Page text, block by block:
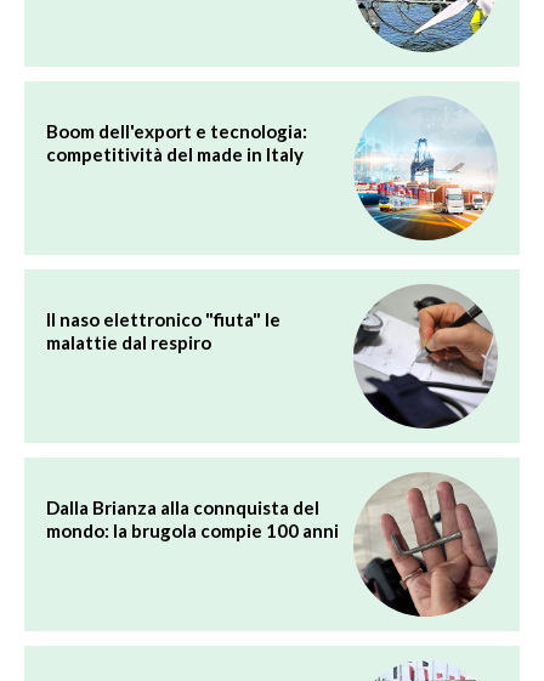
Boom dell'export e tecnologia:
competitività del made in Italy
Il naso elettronico "fiuta" le
malattie dal respiro
Dalla Brianza alla connquista del
mondo: la brugola compie 100 anni